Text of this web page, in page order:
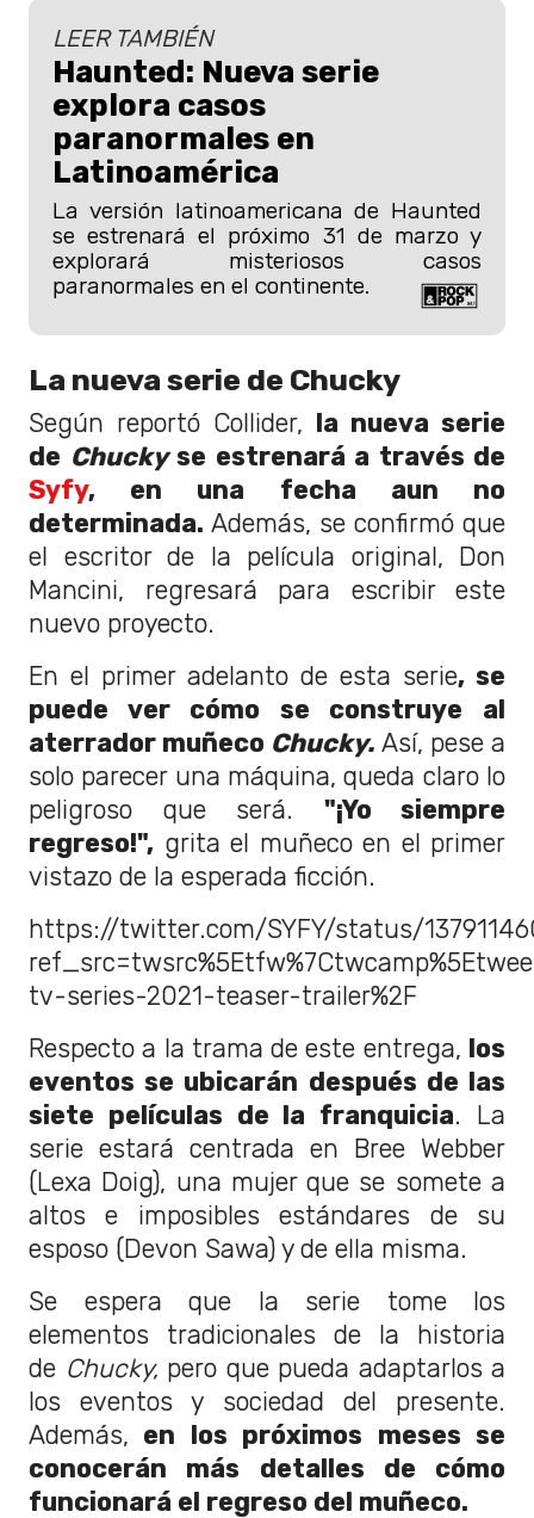
LEER TAMBIÉN
Haunted: Nueva serie
explora casos
paranormales en
Latinoamérica
La versión latinoamericana de Haunted
se estrenará el próximo 31 de marzo y
explorará misteriosos casos
paranormales en el continente.
La nueva serie de Chucky
Según reportó Collider, la nueva serie
de Chuckyse estrenará a través de
Syfy, en una fecha aun no
determinada. Además, se confirmó que
el escritor de la película original, Don
Mancini, regresará para escribir este
nuevo proyecto.
En el primer adelanto de esta serie, se
puede ver cómo se construye al
aterrador muñeco Chucky. Así, pese a
solo parecer una máquina, queda claro lo
peligroso que será. "¡Yo siempre
regreso!", grita el muñeco en el primer
vistazo de la esperada ficción.
https://twitter.com/SYFY/status/
tv-series-2021-teaser-trailer%2F
Respecto a la trama de este entrega, los
eventos se ubicarán después de las
siete películas de la franquicia. La
serie estará centrada en Bree Webber
(Lexa Doig), una mujer que se somete a
altos e imposibles estándares de su
esposo (Devon Sawa) y de ella misma.
Se espera que la serie tome los
elementos tradicionales de la historia
de Chucky, pero que pueda adaptarlos a
los eventos y sociedad del presente.
Además, en los próximos meses se
conocerán más detalles de cómo
funcionará el regreso del muñeco.